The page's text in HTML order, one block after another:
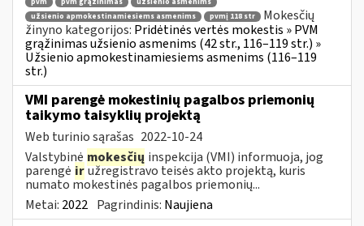
pvm pvm grąžinimas
užsienio asmenims
užsienio apmokestinamiesiems asmenims
pvmį 118 str
Mokesčių
žinyno kategorijos: Pridėtinės vertės mokestis » PVM
grąžinimas užsienio asmenims (42 str., 116–119 str.) »
Užsienio apmokestinamiesiems asmenims (116–119
str.)
VMI parengė mokestinių pagalbos priemonių
taikymo taisyklių projektą
Web turinio sąrašas 2022-10-24
Valstybinė mokesčių inspekcija (VMI) informuoja, jog
parengė iružregistravo teisės akto projektą, kuris
numato mokestinės pagalbos priemonių...
Metai: 2022 Pagrindinis: Naujiena